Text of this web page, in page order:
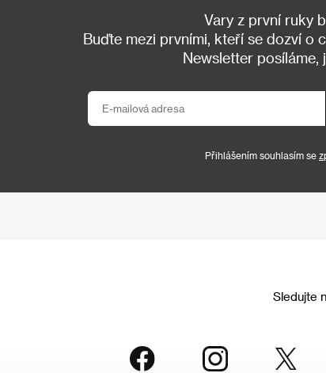
Vary z první ruky
Buďte mezi prvními, kteří se dozví o
Newsletter posíláme,
Přihlášením souhlasím se
Sledujte